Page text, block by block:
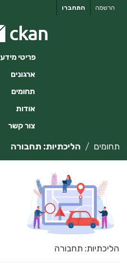
התחברו הרשמה
פריטי מידע
ארגונים
תחומים
אודות
צור קשר
תחומים הליכתיות: תחבורה
הליכתיות: תחבורה